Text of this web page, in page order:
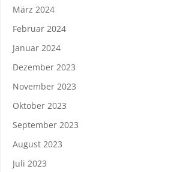
März 2024
Februar 2024
Januar 2024
Dezember 2023
November 2023
Oktober 2023
September 2023
August 2023
Juli 2023